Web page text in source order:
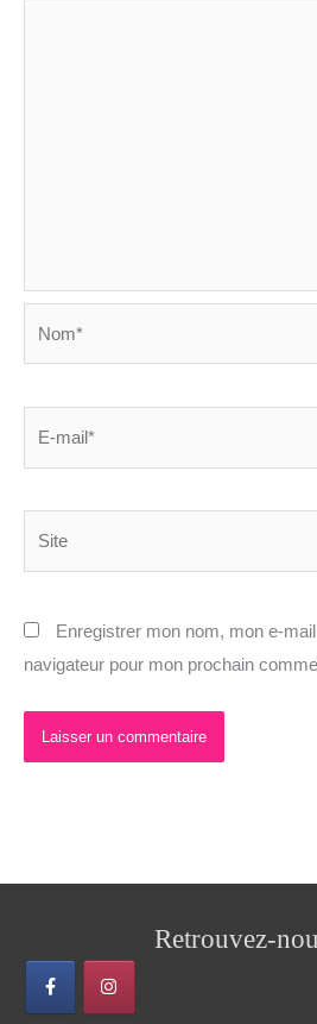
Enregistrer mon nom, mon e-
navigateur pour mon prochain
Retrouvez-